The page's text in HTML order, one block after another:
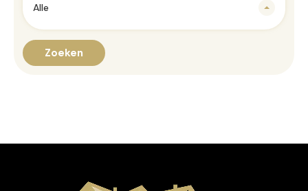
Alle
Zoeken